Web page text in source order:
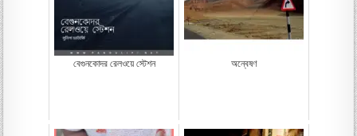
বেগুনকোদর রেলওয়ে স্টেশন অন্বেষণ